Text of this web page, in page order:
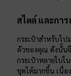
สไตล์ และกา
กระเป๋าสำหรับไ
ตัวของคุณ ดังนั้น
กระเป๋าหลายใบ
ชุดได้มากขึ้น เนื่อ